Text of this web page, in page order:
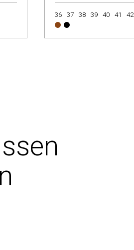
36 37 38 39 40 41 42